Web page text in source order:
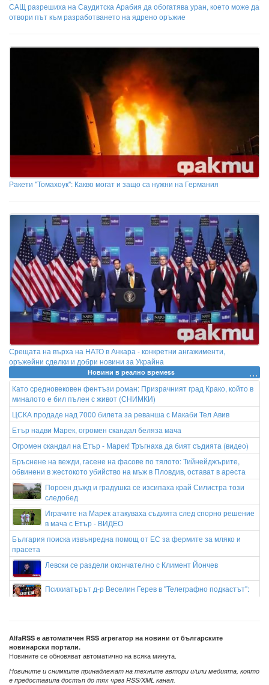
САЩ разрешиха на Саудитска Арабия да обогатява уран, което може да
отвори път към разработването на ядрено оръжие
Ракети "Томахоук": Какво могат и защо са нужни на Германия
Срещата на върха на НАТО в Анкара - конкретни ангажименти,
оръжейни сделки и добри новини за Украйна
Новини в реално времеss
Като средновековен фентъзи роман: Призрачният град Крако, който в
миналото е бил пълен с живот (СНИМКИ)
ЦСКА продаде над 7000 билета за реванша с Макаби Тел Авив
Етър надви Марек, огромен скандал беляза мача
Огромен скандал на Етър - Марек! Тръгнаха да бият съдията (видео)
Бръснене на вежди, гасене на фасове по тялото: Тийнейджърите,
обвинени в жестокото убийство на мъж в Пловдив, остават в ареста
Пороен дъжд и градушка се изсипаха край Силистра този
следобед
Играчите на Марек атакуваха съдията след спорно решение
в мача с Етър - ВИДЕО
България поиска извънредна помощ от ЕС за фермите за мляко и
прасета
Левски се раздели окончателно с Климент Йончев
Психиатърът д-р Веселин Герев в "Телеграфно подкастът":
AlfaRSS е автоматичен RSS агрегатор на новини от българските
новинарски портали.
Новините се обновяват автоматично на всяка минута.
Новините и снимките принадлежат на техните автори и/или медията, която
е предоставила достъп до тях чрез RSS/XML канал.